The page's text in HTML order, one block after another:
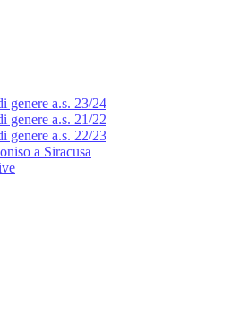
genere a.s. 23/24
genere a.s. 21/22
genere a.s. 22/23
a Siracusa